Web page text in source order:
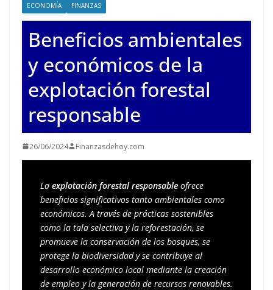
ECONOMÍA FINANZAS
Beneficios ambientales
y económicos de la
explotación forestal
responsable
26/06/2024 Finanzasdehoy.com
La explotación forestal responsable ofrece
beneficios significativos tanto ambientales como
económicos. A través de prácticas sostenibles
como la tala selectiva y la reforestación, se
promueve la conservación de los bosques, se
protege la biodiversidad y se contribuye al
desarrollo económico local mediante la creación
de empleo y la generación de recursos renovables.